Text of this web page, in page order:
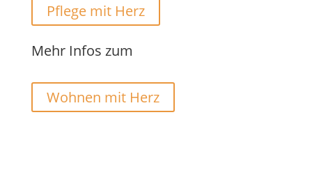
Pflege mit Herz
Mehr Infos zum
Wohnen mit Herz